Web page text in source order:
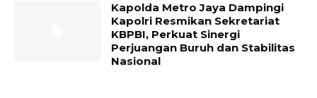
Kapolda Metro Jaya Dampingi
Kapolri Resmikan Sekretariat
KBPBI, Perkuat Sinergi
Perjuangan Buruh dan Stabilitas
Nasional